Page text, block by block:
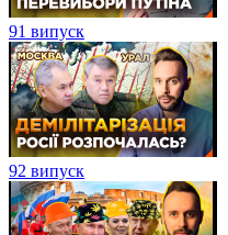
91 випуск
92 випуск